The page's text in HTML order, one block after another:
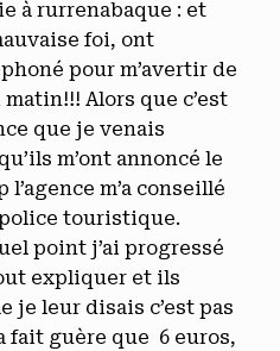
à rurrenabaque : et
foi, ont
pour m’avertir de
Alors que c’est
que je venais
m’ont annoncé le
m’a conseillé
touristique.
point j’ai progressé
expliquer et ils
je leur disais c’est pas
fait guère que 6 euros,